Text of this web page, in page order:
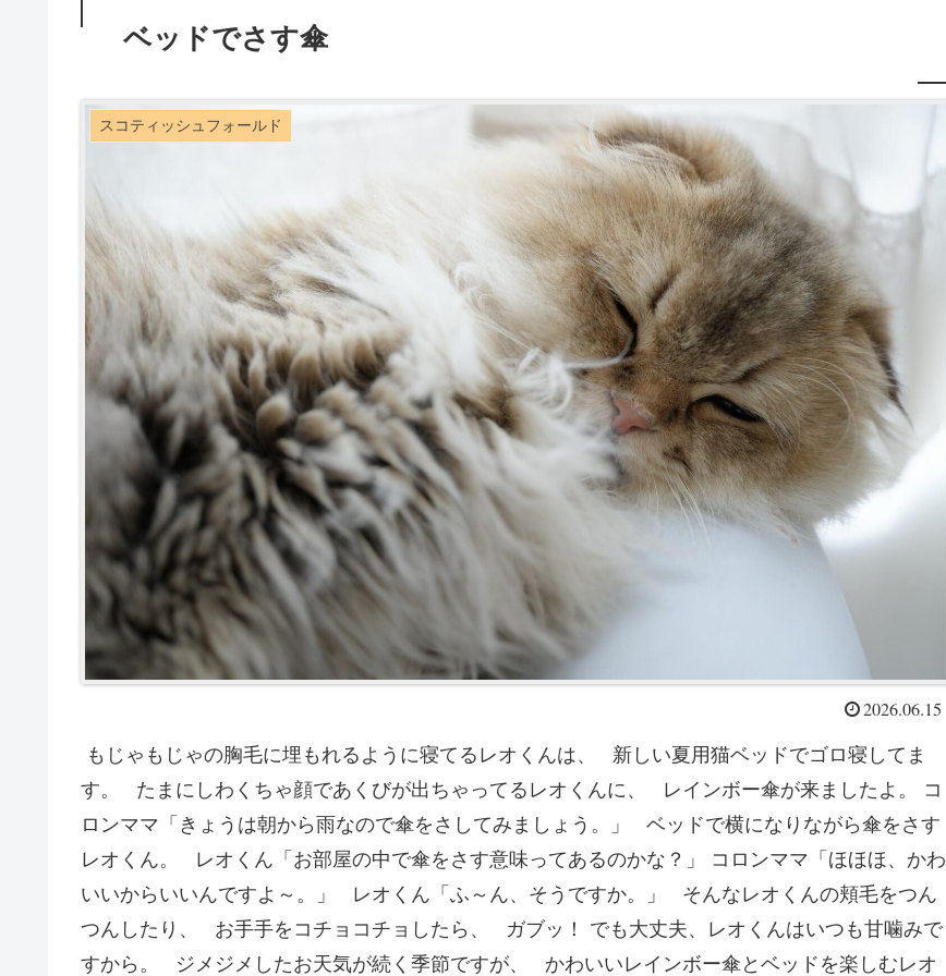
ベッドでさす傘
スコティッシュフォールド
2026.06.15
もじゃもじゃの胸毛に埋もれるように寝てるレオくんは、 新しい夏用猫ベッドでゴロ寝してま
す。 たまにしわくちゃ顔であくびが出ちゃってるレオくんに、 レインボー傘が来ましたよ。 コ
ロンママ「きょうは朝から雨なので傘をさしてみましょう。」 ベッドで横になりながら傘をさす
レオくん。 レオくん「お部屋の中で傘をさす意味ってあるのかな？」 コロンママ「ほほほ、かわ
いいからいいんですよ～。」 レオくん「ふ～ん、そうですか。」 そんなレオくんの頬毛をつん
つんしたり、 お手手をコチョコチョしたら、 ガブッ！ でも大丈夫、レオくんはいつも甘噛みで
すから。 ジメジメしたお天気が続く季節ですが、 かわいいレインボー傘とベッドを楽しむレオ